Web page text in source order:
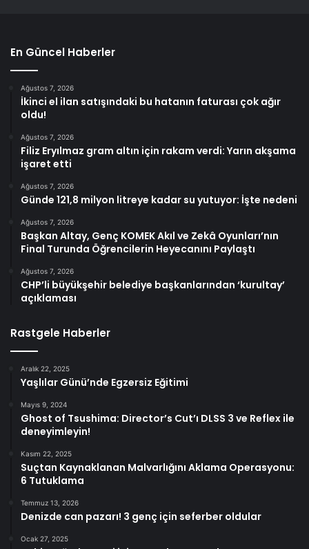
En Güncel Haberler
Ağustos 7, 2026
İkinci el ilan satışındaki bu hatanın faturası çok ağır
oldu!
Ağustos 7, 2026
Filiz Eryılmaz gram altın için rakam verdi: Yarın akşama
işaret etti
Ağustos 7, 2026
Günde 121,8 milyon litreye kadar su yutuyor: İşte nedeni
Ağustos 7, 2026
Başkan Altay, Genç KOMEK Akıl ve Zekâ Oyunları’nın
Final Turunda Öğrencilerin Heyecanını Paylaştı
Ağustos 7, 2026
CHP’li büyükşehir belediye başkanlarından ‘kurultay’
açıklaması
Rastgele Haberler
Aralık 22, 2025
Yaşlılar Günü’nde Egzersiz Eğitimi
Mayıs 9, 2024
Ghost of Tsushima: Director’s Cut’ı DLSS 3 ve Reflex ile
deneyimleyin!
Kasım 22, 2025
Suçtan Kaynaklanan Malvarlığını Aklama Operasyonu:
6 Tutuklama
Temmuz 13, 2026
Denizde can pazarı! 3 genç için seferber oldular
Ocak 27, 2025